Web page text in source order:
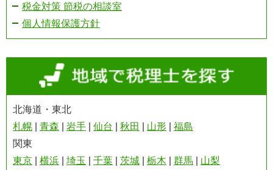
税金対策 節税の相談室
個人情報保護方針
北海道・東北
札幌
青森 岩手 仙台 秋田 山形
福島
関東
東京
横浜 埼玉 千葉 茨城 栃木 群馬
山梨